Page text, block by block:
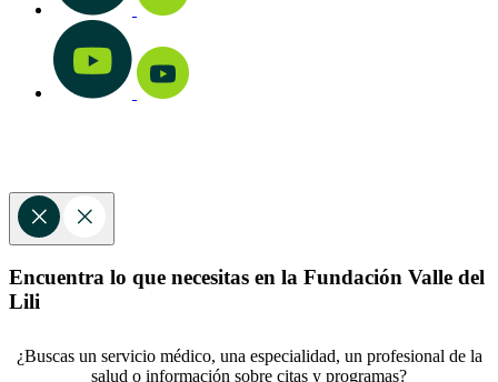
Encuentra lo que necesitas en la Fundación Valle del
Lili
¿Buscas un servicio médico, una especialidad, un profesional de la
salud o información sobre citas y programas?